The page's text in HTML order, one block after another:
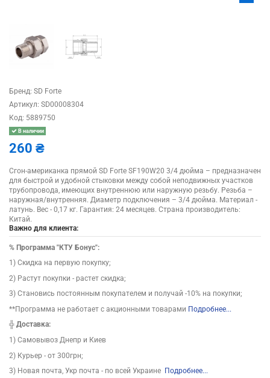
Бренд: SD Forte
Артикул: SD00008304
Код: 5889750
В наличии
260 ₴
Сгон-американка прямой SD Forte SF190W20 3/4 дюйма – предназначен
для быстрой и удобной стыковки между собой неподвижных участков
трубопровода, имеющих внутреннюю или наружную резьбу. Резьба –
наружная/внутренняя. Диаметр подключения – 3/4 дюйма. Материал -
латунь. Вес - 0,17 кг. Гарантия: 24 месяцев. Страна производитель:
Китай.
Важно для клиента:
% Программа "КТУ Бонус":
1) Скидка на первую покупку;
2) Растут покупки - растет скидка;
3) Становись постоянным покупателем и получай -10% на покупки;
**Программа не работает с акционными товарами Подробнее...
╬ Доставка:
1) Самовывоз Днепр и Киев
2) Курьер - от 300грн;
3) Новая почта, Укр почта - по всей Украине Подробнее...